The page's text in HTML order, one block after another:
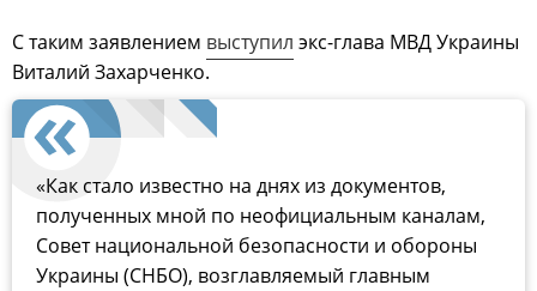
С таким заявлением выступил экс-глава МВД Украины
Виталий Захарченко.
«Как стало известно на днях из документов,
полученных мной по неофициальным каналам,
Совет национальной безопасности и обороны
Украины (СНБО), возглавляемый главным